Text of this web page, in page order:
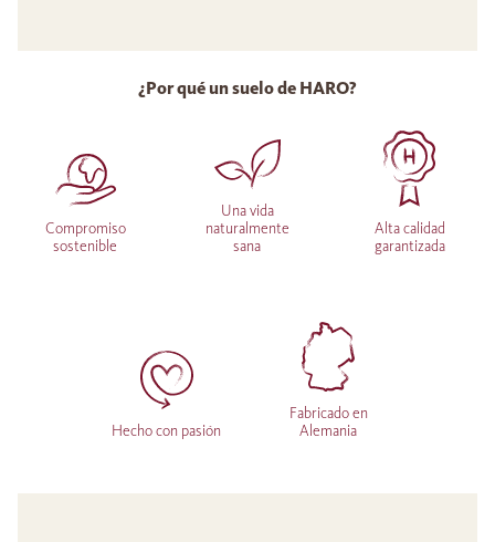
¿Por qué un suelo de HARO?
Compromiso
sostenible
Una vida
naturalmente
sana
Alta calidad
garantizada
Hecho con pasión
Fabricado en
Alemania